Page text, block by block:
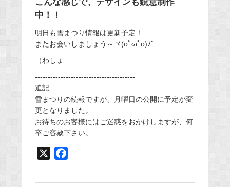
こんな感じで、デザインも鋭意制作
中！！
明日も雪まつり情報は更新予定！
またお会いしましょう～ヾ(oﾟωﾟo)ﾉﾞ
（わしょ
---------------------------------------
追記
雪まつりの続報ですが、月曜日の公開に予定が変
更となりました。
お待ちのお客様にはご迷惑をおかけしますが、何
卒ご容赦下さい。